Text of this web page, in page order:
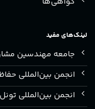
لینک‌های مفید
جامعه مهندسین
انجمن بین‌المللی
انجمن بین‌المللی